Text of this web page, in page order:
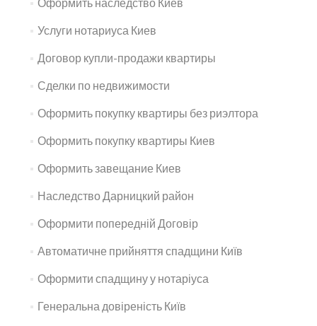
Услуги нотариуса Киев
Договор купли-продажи квартиры
Сделки по недвижимости
Оформить покупку квартиры без риэлтора
Оформить покупку квартиры Киев
Оформить завещание Киев
Наследство Дарницкий район
Оформити попередній Договір
Автоматичне прийняття спадщини Київ
Оформити спадщину у нотаріуса
Генеральна довіреність Київ